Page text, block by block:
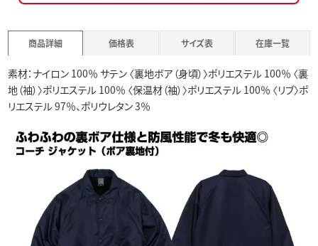
商品詳細 価格表 サイズ表 在庫一覧
素材：ナイロン 100％ サテン 〈裏地ボア（身頃）〉ポリエステル 100％ 〈裏
地（袖）〉ポリエステル 100％ 〈保温材（袖）〉ポリエステル 100％ 〈リブ〉ポ
リエステル 97％、ポリウレタン 3％